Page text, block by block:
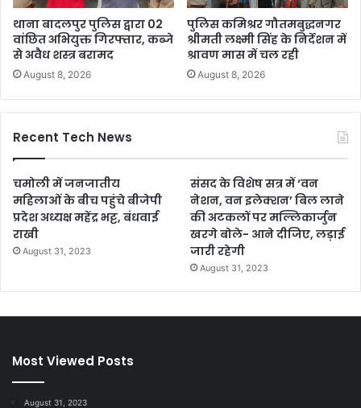
थाना बादलपुर पुलिस द्वारा 02
वांछित अभियुक्त गिरफ्तार, कब्जे
से अवैध शस्त्र बरामद
August 8, 2026
पुलिस कमिश्रर गौतमबुद्धनगर
श्रीमती लक्ष्मी सिंह के निर्देशन में
श्रावण मास में चल रही
August 8, 2026
Recent Tech News
चमोली में जनजातीय
महिलाओं के बीच पहुंचे बीजेपी
प्रदेश अध्यक्ष महेंद्र भट्ट, बंधवाई
राखी
August 31, 2023
संसद के विशेष सत्र में ‘वन
नेशन, वन इलेक्शन’ बिल लाने
की अटकलों पर मल्लिकार्जुन
खरगे बोले- आने दीजिए, लड़ाई
जारी रहेगी
August 31, 2023
Most Viewed Posts
August 31, 2023